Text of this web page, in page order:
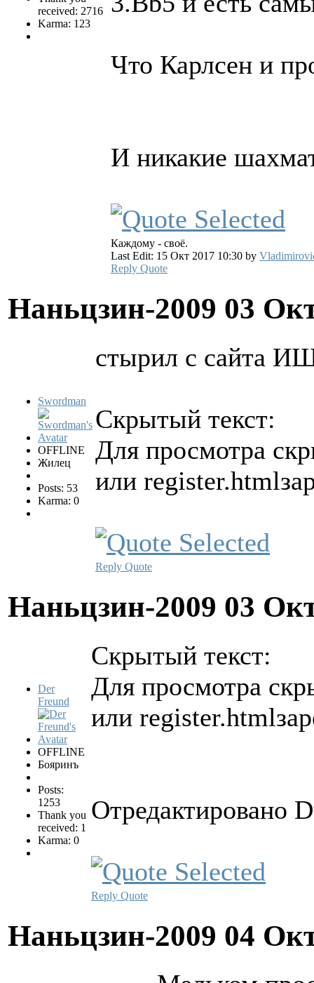
received: 2716
Karma: 123
Что Карлсен и
И никакие
Каждому - своё.
Last Edit: 15 Окт 2017 10:30 by
Reply Quote
Наньцзин-2009 03
Swordman
OFFLINE
Жилец
Posts: 53
Karma: 0
стырил с сайта
Скрытый текст:
Для просмотра
или
Reply Quote
Наньцзин-2009 03
Der
Freund
OFFLINE
Бояринъ
Posts:
1253
Thank you
received: 1
Karma: 0
Скрытый текст:
Для просмотра
или
Отредактировано
Reply Quote
Наньцзин-2009 04